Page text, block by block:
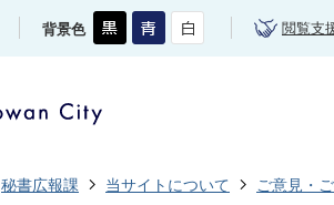
背景色 閲覧支
秘書広報課 当サイトについて ご意見・